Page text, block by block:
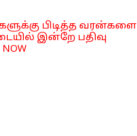
பிடித்த வரன்களை
இன்றே பதிவு